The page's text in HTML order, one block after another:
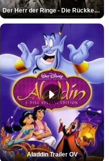
Der Herr der Ringe - Die Rückkehr des Königs Trailer OV
Aladdin Trailer OV